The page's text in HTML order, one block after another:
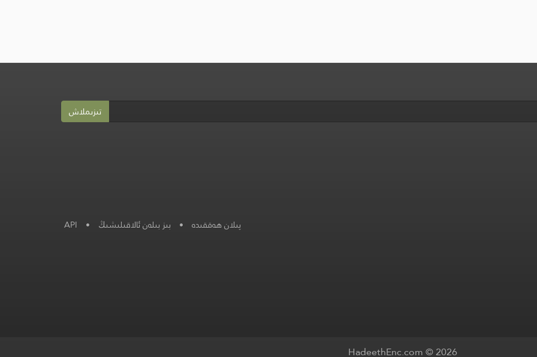
تىزىملاش
پىلان ھەققىدە • بىز بىلەن ئالاقىلىشىڭ •
API
HadeethEnc.com © 2026